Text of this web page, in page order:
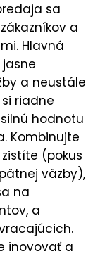
sa
a
Hlavná
jasne
a neustále
riadne
hodnotu
Kombinujte
(pokus
väzby),
na
, a
.
inovovať a